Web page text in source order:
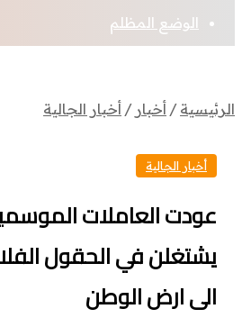
الوضع المظلم
/أخبار/ أخبار الجالية
أخبار الجالية
عودت العاملات
يشتغلن في الحقول
الى ارض الوطن